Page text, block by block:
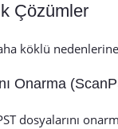
Çözümler
köklü
Onarma
dosyalarını